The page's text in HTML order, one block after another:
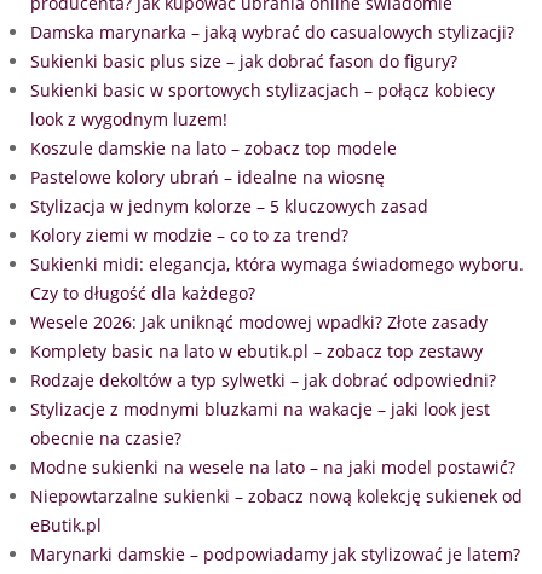
Damska marynarka – jaką wybrać do casualowych stylizacji?
Sukienki basic plus size – jak dobrać fason do figury?
Sukienki basic w sportowych stylizacjach – połącz kobiecy
look z wygodnym luzem!
Koszule damskie na lato – zobacz top modele
Pastelowe kolory ubrań – idealne na wiosnę
Stylizacja w jednym kolorze – 5 kluczowych zasad
Kolory ziemi w modzie – co to za trend?
Sukienki midi: elegancja, która wymaga świadomego wyboru.
Czy to długość dla każdego?
Wesele 2026: Jak uniknąć modowej wpadki? Złote zasady
Komplety basic na lato w ebutik.pl – zobacz top zestawy
Rodzaje dekoltów a typ sylwetki – jak dobrać odpowiedni?
Stylizacje z modnymi bluzkami na wakacje – jaki look jest
obecnie na czasie?
Modne sukienki na wesele na lato – na jaki model postawić?
Niepowtarzalne sukienki – zobacz nową kolekcję sukienek od
eButik.pl
Marynarki damskie – podpowiadamy jak stylizować je latem?